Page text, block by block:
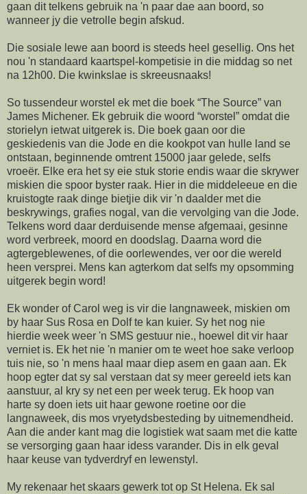
gaan dit telkens gebruik na 'n paar dae aan boord, so
wanneer jy die vetrolle begin afskud.
Die sosiale lewe aan boord is steeds heel gesellig. Ons het
nou 'n standaard kaartspel-kompetisie in die middag so net
na 12h00. Die kwinkslae is skreeusnaaks!
So tussendeur worstel ek met die boek “The Source” van
James Michener. Ek gebruik die woord “worstel” omdat die
storielyn ietwat uitgerek is. Die boek gaan oor die
geskiedenis van die Jode en die kookpot van hulle land se
ontstaan, beginnende omtrent 15000 jaar gelede, selfs
vroeër. Elke era het sy eie stuk storie endis waar die skrywer
miskien die spoor byster raak. Hier in die middeleeue en die
kruistogte raak dinge bietjie dik vir 'n daalder met die
beskrywings, grafies nogal, van die vervolging van die Jode.
Telkens word daar derduisende mense afgemaai, gesinne
word verbreek, moord en doodslag. Daarna word die
agtergeblewenes, of die oorlewendes, ver oor die wereld
heen versprei. Mens kan agterkom dat selfs my opsomming
uitgerek begin word!
Ek wonder of Carol weg is vir die langnaweek, miskien om
by haar Sus Rosa en Dolf te kan kuier. Sy het nog nie
hierdie week weer 'n SMS gestuur nie., hoewel dit vir haar
verniet is. Ek het nie 'n manier om te weet hoe sake verloop
tuis nie, so 'n mens haal maar diep asem en gaan aan. Ek
hoop egter dat sy sal verstaan dat sy meer gereeld iets kan
aanstuur, al kry sy net een per week terug. Ek hoop van
harte sy doen iets uit haar gewone roetine oor die
langnaweek, dis mos vryetydsbesteding by uitnemendheid.
Aan die ander kant mag die logistiek wat saam met die katte
se versorging gaan haar idess varander. Dis in elk geval
haar keuse van tydverdryf en lewenstyl.
My rekenaar het skaars gewerk tot op St Helena. Ek sal